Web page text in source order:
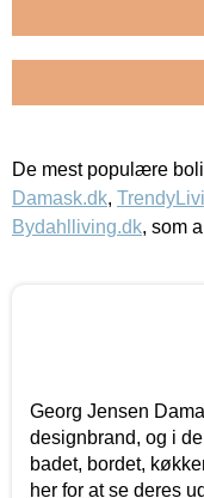
De mest populære
Damask.dk,
Bydahlliving.dk, som
Georg Jensen
designbrand, og i
badet, bordet,
her for at se deres